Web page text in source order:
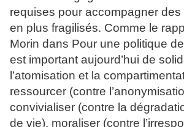
requises pour accompagner
en plus fragilisés. Comme le
Morin dans Pour une politique
est important aujourd’hui de
l’atomisation et la
ressourcer (contre
convivialiser (contre la
de vie), moraliser (contre